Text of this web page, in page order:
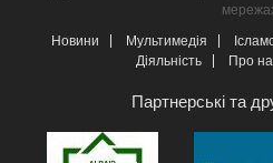
Новини
Мультимедія
Діяльність
Про
Партнерські та